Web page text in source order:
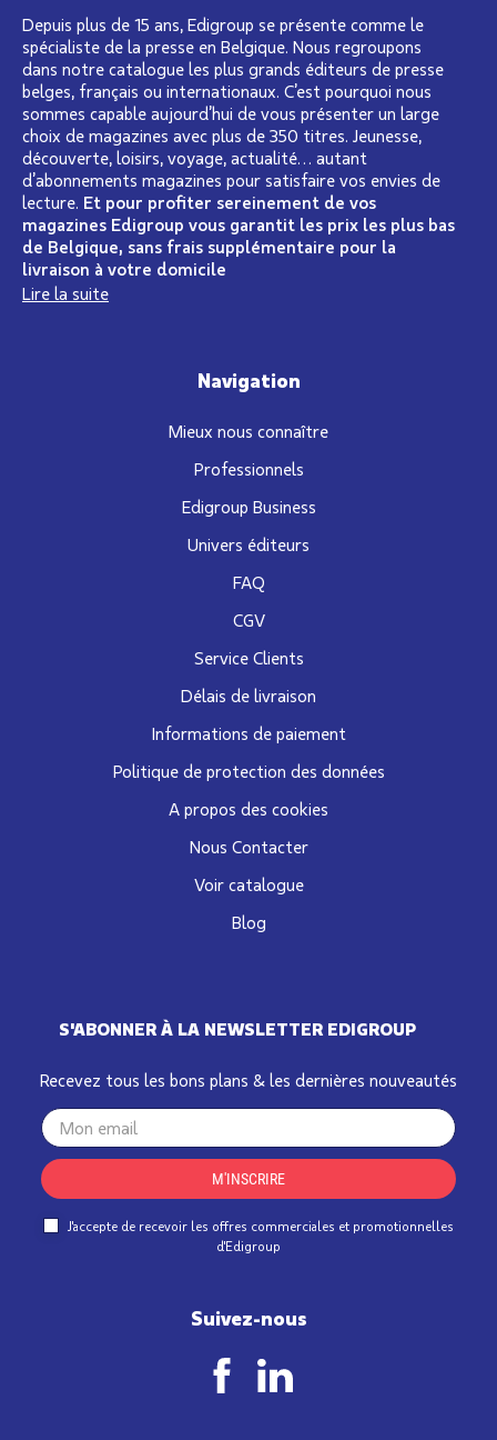
Depuis plus de 15 ans, Edigroup se présente comme le
spécialiste de la presse en Belgique. Nous regroupons
dans notre catalogue les plus grands éditeurs de presse
belges, français ou internationaux. C’est pourquoi nous
sommes capable aujourd’hui de vous présenter un large
choix de magazines avec plus de 350 titres. Jeunesse,
découverte, loisirs, voyage, actualité… autant
d’abonnements magazines pour satisfaire vos envies de
lecture. Et pour profiter sereinement de vos
magazines Edigroup vous garantit les prix les plus bas
de Belgique, sans frais supplémentaire pour la
livraison à votre domicile
Lire la suite
S'ABONNER À LA NEWSLETTER EDIGROUP
Recevez tous les bons plans & les dernières nouveautés
Your
email
M'INSCRIRE
J'accepte de recevoir les offres commerciales et promotionnelles
d'Edigroup
Navigation
Mieux nous connaître
Professionnels
Edigroup Business
Univers éditeurs
FAQ
CGV
Service Clients
Délais de livraison
Informations de paiement
Politique de protection des données
A propos des cookies
Nous Contacter
Voir catalogue
Blog
Suivez-nous